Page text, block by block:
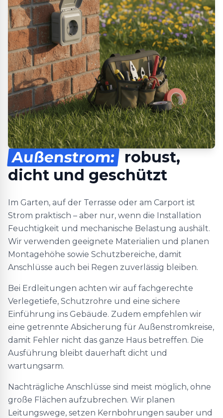
Außenstrom: robust,
dicht und geschützt
Im Garten, auf der Terrasse oder am Carport ist
Strom praktisch – aber nur, wenn die Installation
Feuchtigkeit und mechanische Belastung aushält.
Wir verwenden geeignete Materialien und planen
Montagehöhe sowie Schutzbereiche, damit
Anschlüsse auch bei Regen zuverlässig bleiben.
Bei Erdleitungen achten wir auf fachgerechte
Verlegetiefe, Schutzrohre und eine sichere
Einführung ins Gebäude. Zudem empfehlen wir
eine getrennte Absicherung für Außenstromkreise,
damit Fehler nicht das ganze Haus betreffen. Die
Ausführung bleibt dauerhaft dicht und
wartungsarm.
Nachträgliche Anschlüsse sind meist möglich, ohne
große Flächen aufzubrechen. Wir planen
Leitungswege, setzen Kernbohrungen sauber und